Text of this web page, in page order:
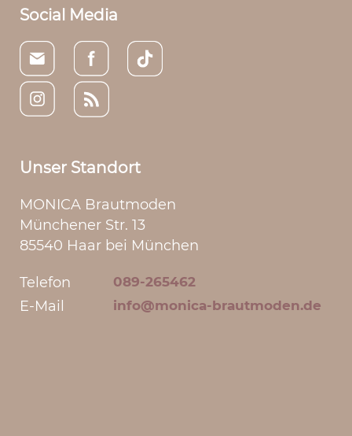
Social Media
Unser Standort
MONICA Brautmoden
Münchener Str. 13
85540 Haar bei München
Telefon 089-265462
E-Mail info@monica-brautmoden.de